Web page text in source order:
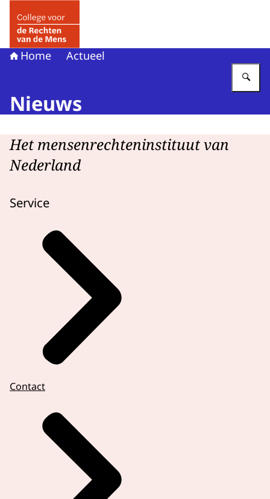
Home Actueel
Nieuws
Het mensenrechteninstituut van
Nederland
Service
Contact